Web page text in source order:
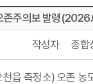
존주의보 발령
작성자 종
천읍 측정소) 오